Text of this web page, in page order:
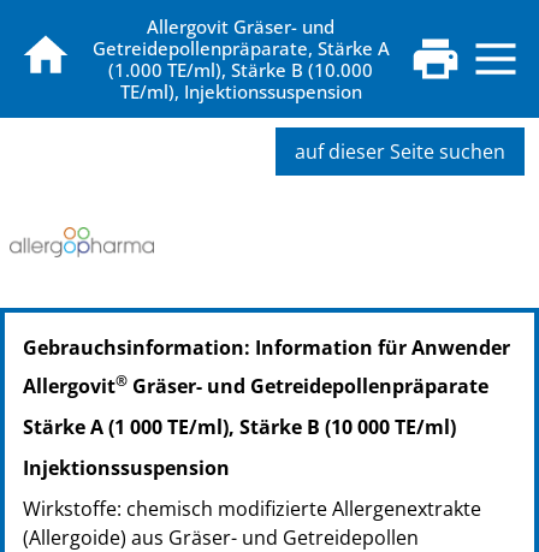
Allergovit Gräser- und
Getreidepollenpräparate, Stärke A
(1.000 TE/ml), Stärke B (10.000
TE/ml), Injektionssuspension
auf dieser Seite suchen
PZN: 15741423
PPN: 111574142323
PZN: 15741446
PPN: 111574144676
PZN: 15741452
PPN: 111574145242
PZN: 15741469
PPN: 111574146932
Gebrauchsinformation: Information für Anwender
Allergovit® Gräser- und Getreidepollenpräparate
Stärke A (1 000 TE/ml), Stärke B (10 000 TE/ml)
Injektionssuspension
Wirkstoffe: chemisch modifizierte Allergenextrakte
(Allergoide) aus Gräser- und Getreidepollen